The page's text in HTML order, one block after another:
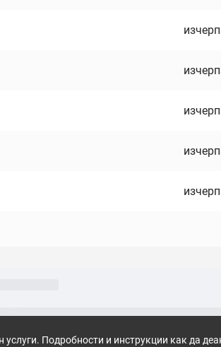
Подробности и инструкции как да